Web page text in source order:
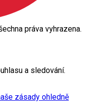
práva vyhrazena.
a sledování.
zásady ohledně